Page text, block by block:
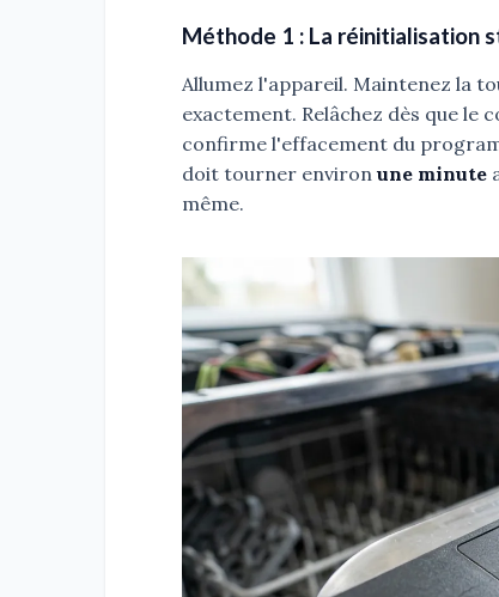
Méthode 1 : La réinitialisation
Allumez l'appareil. Maintenez la
exactement. Relâchez dès que le
confirme l'effacement du
doit tourner environ une minute
même.